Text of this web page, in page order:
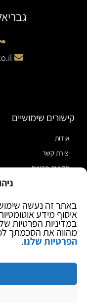
באתר זה נעשה שימוש
איסוף מידע
במדיניות
מהווה את הסכמתך
הפרטיות שלנו.
קישורים שימושיים
אודות
יצירת קשר
מדיניות פרטיות
בלוג